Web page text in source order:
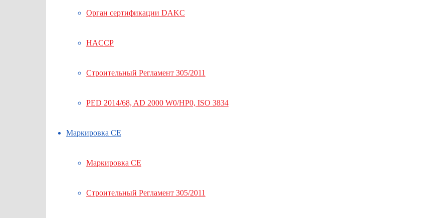
Орган сертификации DAKC
HACCP
Строительный Регламент 305/2011
PED 2014/68, AD 2000 W0/HP0, ISO 3834
Маркировка СЕ
Маркировка СЕ
Строительный Регламент 305/2011